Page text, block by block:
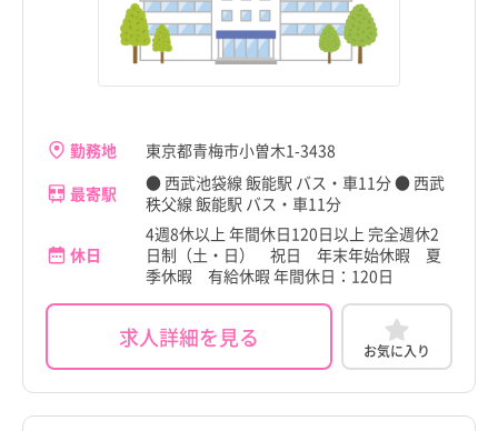
勤務地
東京都青梅市小曽木1-3438
最寄駅
● 西武池袋線 飯能駅 バス・車11分 ● 西武
秩父線 飯能駅 バス・車11分
休日
4週8休以上 年間休日120日以上 完全週休2
日制（土・日） 祝日 年末年始休暇 夏
季休暇 有給休暇 年間休日：120日
求人詳細を見る お気に入り